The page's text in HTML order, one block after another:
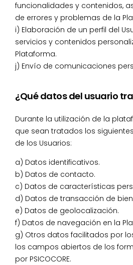
funcionalidades y contenidos,
de errores y problemas de la
i) Elaboración de un perfil del
servicios y contenidos
Plataforma.
j) Envío de comunicaciones
¿Qué datos del usuario
Durante la utilización de la
que sean tratados los
de los Usuarios:
a) Datos identificativos.
b) Datos de contacto.
c) Datos de características
d) Datos de transacción de
e) Datos de geolocalización.
f) Datos de navegación en la
g) Otros datos facilitados por
los campos abiertos de los
por PSICOCORE.